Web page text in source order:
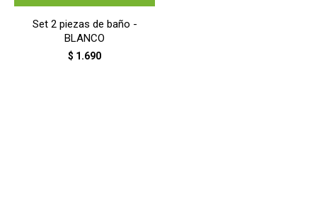
Set 2 piezas de baño -
BLANCO
$ 1.690